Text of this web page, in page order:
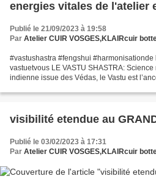
energies vitales de l'atelier
Publié le 21/09/2023 à 19:58
Par Atelier CUIR VOSGES,KLAIRcuir
#vastushastra #fengshui
vastuetvous LE VASTU SHASTRA:
indienne issue des Védas, le Vastu est
visibilité etendue au
Publié le 03/02/2023 à 17:31
Par Atelier CUIR VOSGES,KLAIRcuir